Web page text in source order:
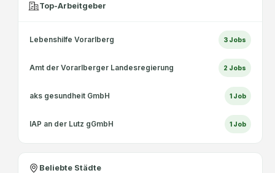
Top-Arbeitgeber
Lebenshilfe Vorarlberg 3 Jobs
Amt der Vorarlberger Landesregierung 2 Jobs
aks gesundheit GmbH 1 Job
IAP an der Lutz gGmbH 1 Job
Beliebte Städte